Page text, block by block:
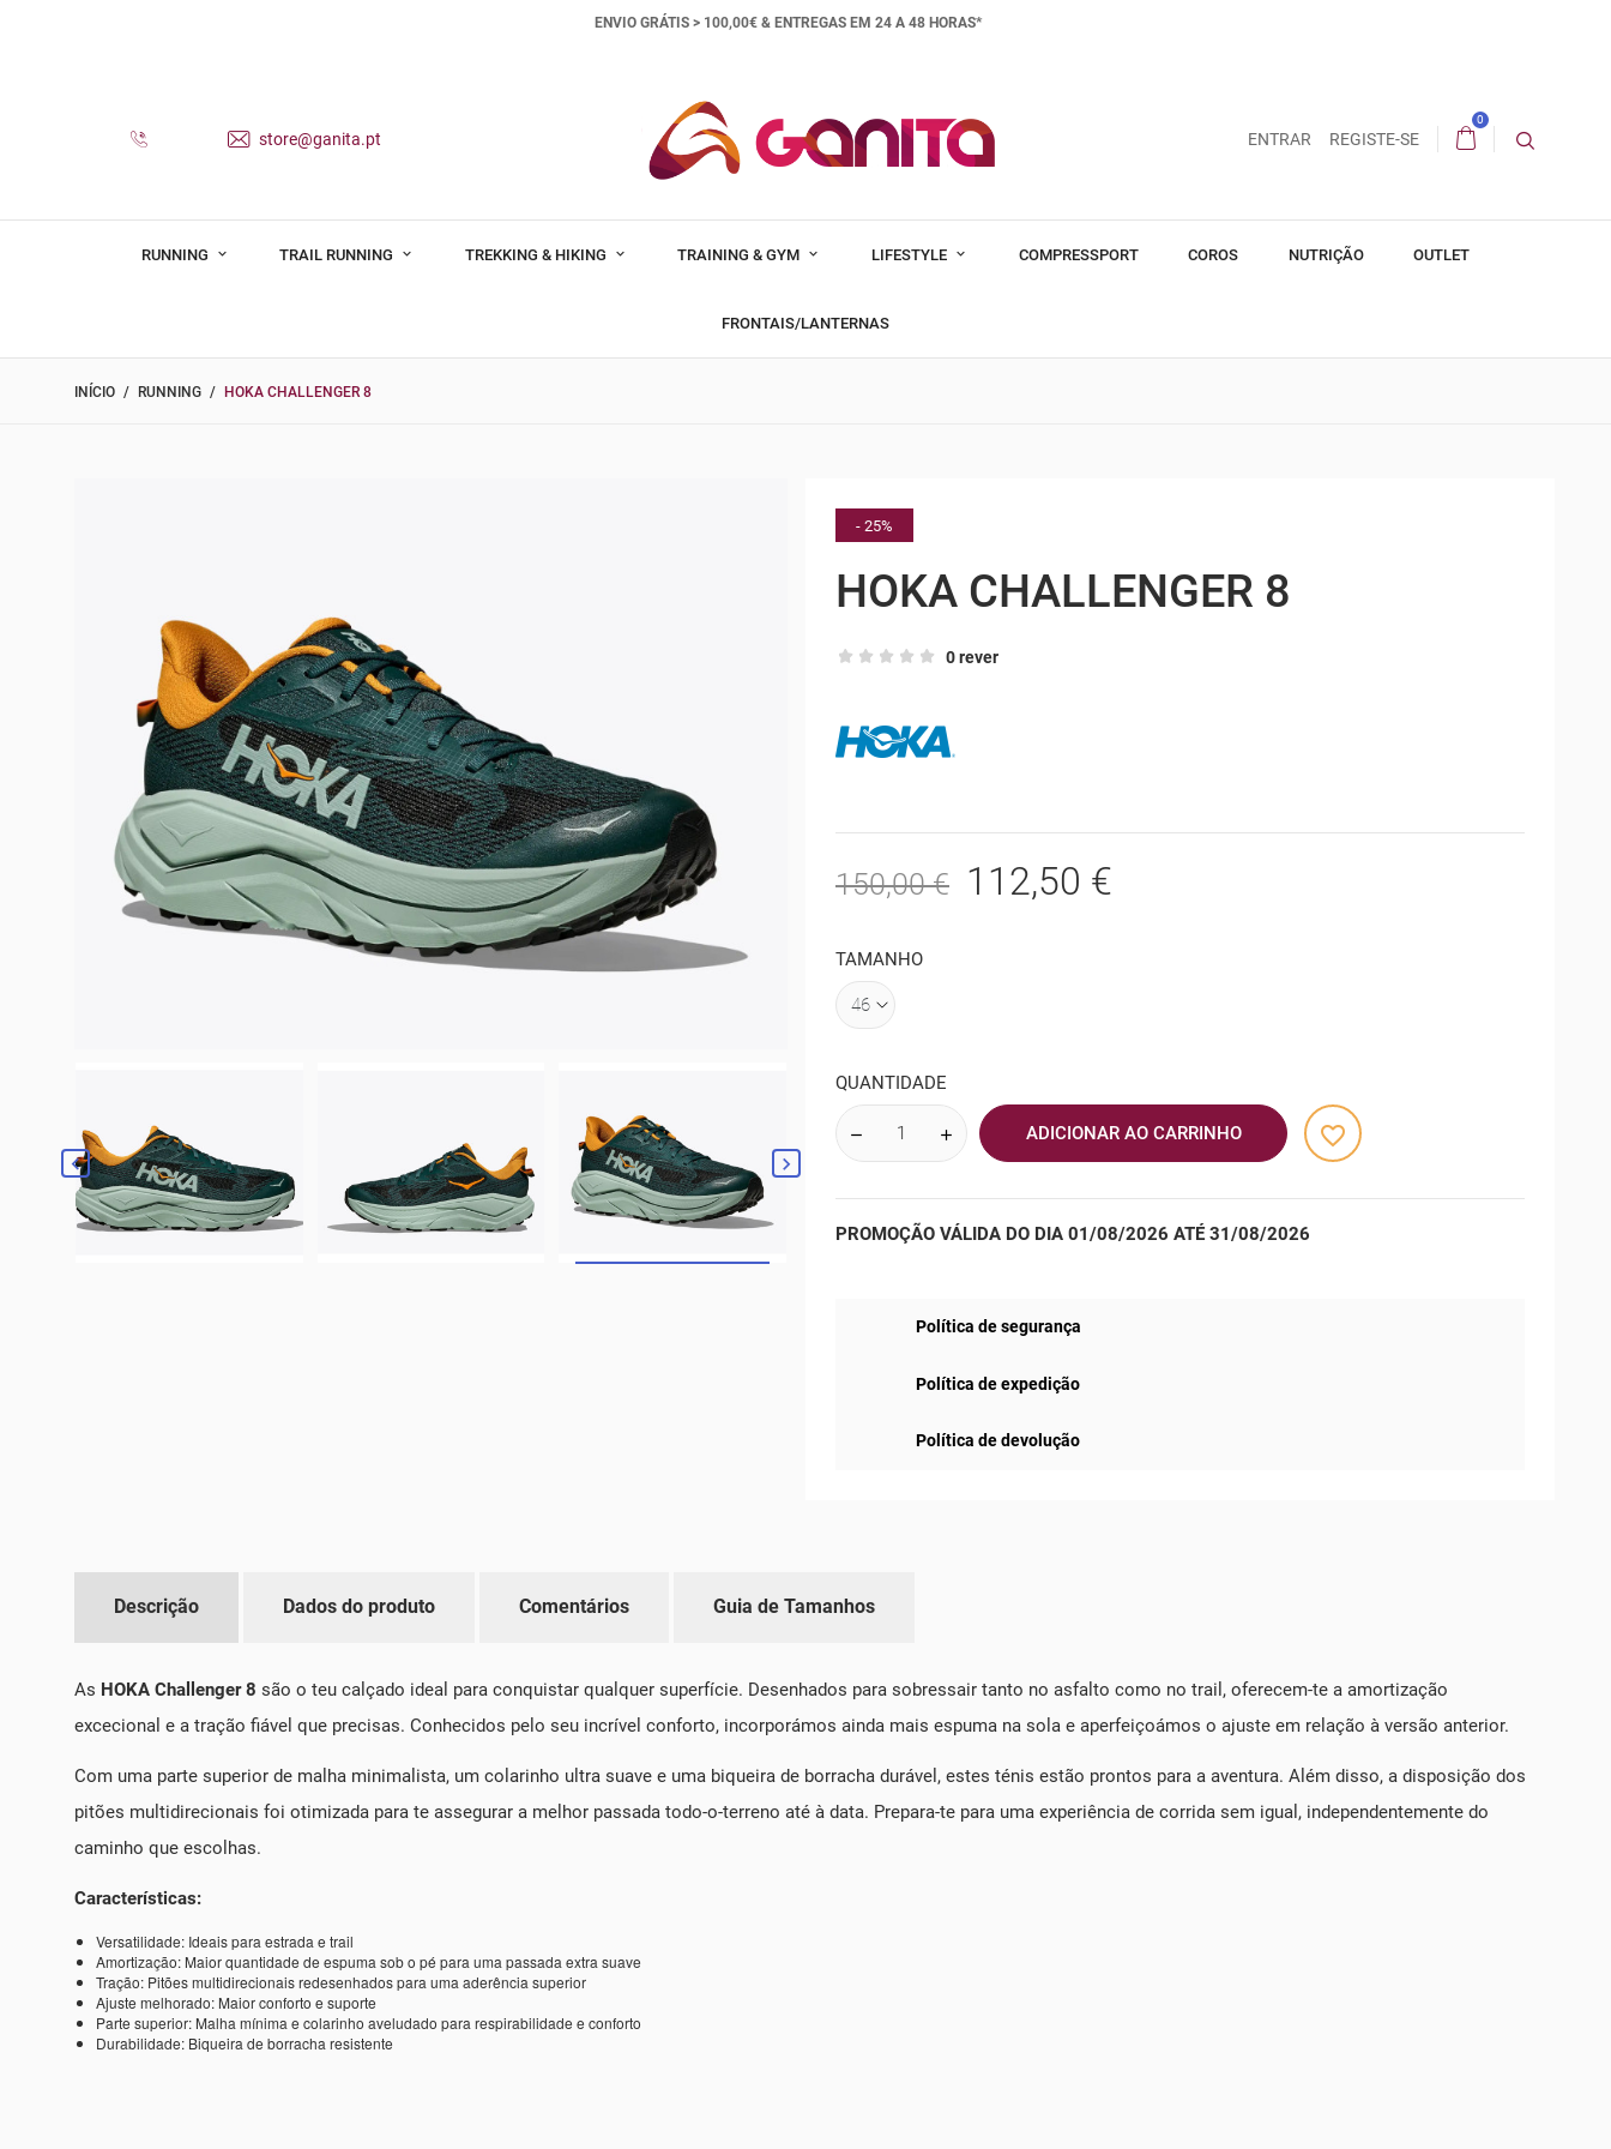
ENVIO GRÁTIS > 100,00€ & ENTREGAS EM 24 A 48 HORAS*
store@ganita.pt ENTRAR REGISTE-SE
0
RUNNING TRAIL RUNNING TREKKING & HIKING TRAINING & GYM LIFESTYLE COMPRESSPORT COROS NUTRIÇÃO OUTLET
FRONTAIS/LANTERNAS
INÍCIO RUNNING HOKA CHALLENGER 8
 
- 25%
HOKA CHALLENGER 8
0 rever
150,00 € 112,50 €
TAMANHO
QUANTIDADE
ADICIONAR AO CARRINHO favorite_border
PROMOÇÃO VÁLIDA DO DIA 01/08/2026 ATÉ 31/08/2026
Política de segurança
Política de expedição
Política de devolução
Descrição Dados do produto Comentários Guia de Tamanhos
As HOKA Challenger 8 são o teu calçado ideal para conquistar qualquer superfície. Desenhados para sobressair tanto no asfalto como no trail, oferecem-te a amortização
excecional e a tração fiável que precisas. Conhecidos pelo seu incrível conforto, incorporámos ainda mais espuma na sola e aperfeiçoámos o ajuste em relação à versão anterior.
Com uma parte superior de malha minimalista, um colarinho ultra suave e uma biqueira de borracha durável, estes ténis estão prontos para a aventura. Além disso, a disposição dos
pitões multidirecionais foi otimizada para te assegurar a melhor passada todo-o-terreno até à data. Prepara-te para uma experiência de corrida sem igual, independentemente do
caminho que escolhas.
Características:
Versatilidade: Ideais para estrada e trail
Amortização: Maior quantidade de espuma sob o pé para uma passada extra suave
Tração: Pitões multidirecionais redesenhados para uma aderência superior
Ajuste melhorado: Maior conforto e suporte
Parte superior: Malha mínima e colarinho aveludado para respirabilidade e conforto
Durabilidade: Biqueira de borracha resistente